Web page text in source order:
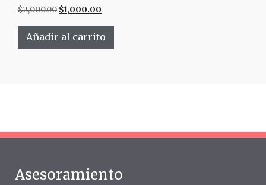
$2,000.00 $1,000.00
Añadir al carrito
Asesoramiento